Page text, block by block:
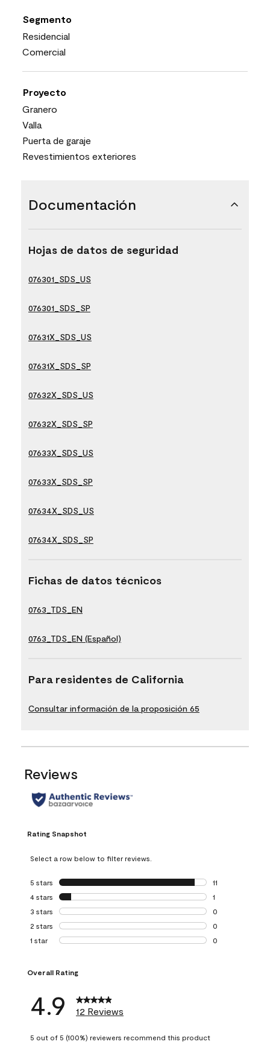
Segmento
Residencial
Comercial
Proyecto
Granero
Valla
Puerta de garaje
Revestimientos exteriores
Documentación
Hojas de datos de seguridad
076301_SDS_US
076301_SDS_SP
07631X_SDS_US
07631X_SDS_SP
07632X_SDS_US
07632X_SDS_SP
07633X_SDS_US
07633X_SDS_SP
07634X_SDS_US
07634X_SDS_SP
Fichas de datos técnicos
0763_TDS_EN
0763_TDS_EN (Español)
Para residentes de California
Consultar información de la proposición 65
Reviews
Rating Snapshot
Select a row below to filter reviews.
5 stars stars
11
11 reviews with 5
4 stars stars
1
1 review with 4
3 stars stars
0
0 reviews with 3
2 stars stars
0
0 reviews with 2
1 star stars
0
Overall Rating
4.9 12 Reviews
5 out of 5 (100%) reviewers recommend this product